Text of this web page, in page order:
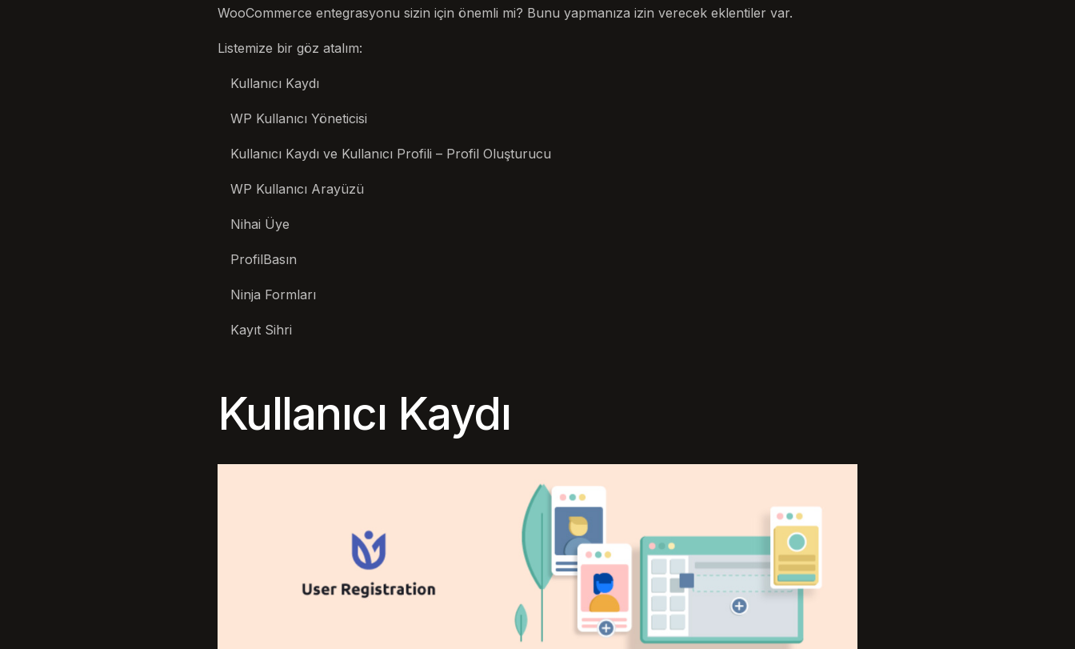
WooCommerce entegrasyonu sizin için önemli mi? Bunu yapmanıza izin verecek eklentiler var.
Listemize bir göz atalım:
Kullanıcı Kaydı
WP Kullanıcı Yöneticisi
Kullanıcı Kaydı ve Kullanıcı Profili – Profil Oluşturucu
WP Kullanıcı Arayüzü
Nihai Üye
ProfilBasın
Ninja Formları
Kayıt Sihri
Kullanıcı Kaydı